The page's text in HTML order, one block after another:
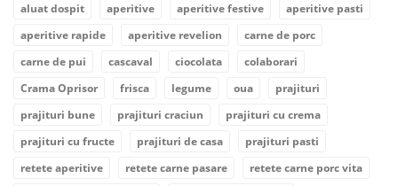
aluat dospit aperitive aperitive festive
aperitive pasti
aperitive rapide
aperitive revelion
carne de porc
carne de pui
cascaval ciocolata
colaborari
Crama Oprisor
frisca legume oua
prajituri
prajituri bune
prajituri craciun
prajituri cu crema
prajituri cu fructe
prajituri de casa
prajituri pasti
retete aperitive
retete carne pasare
retete carne porc vita